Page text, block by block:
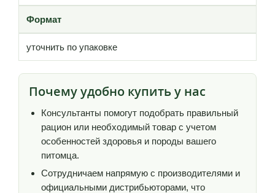
Формат
уточнить по упаковке
Почему удобно купить у нас
Консультанты помогут подобрать правильный
рацион или необходимый товар с учетом
особенностей здоровья и породы вашего
питомца.
Сотрудничаем напрямую с производителями и
официальными дистрибьюторами, что